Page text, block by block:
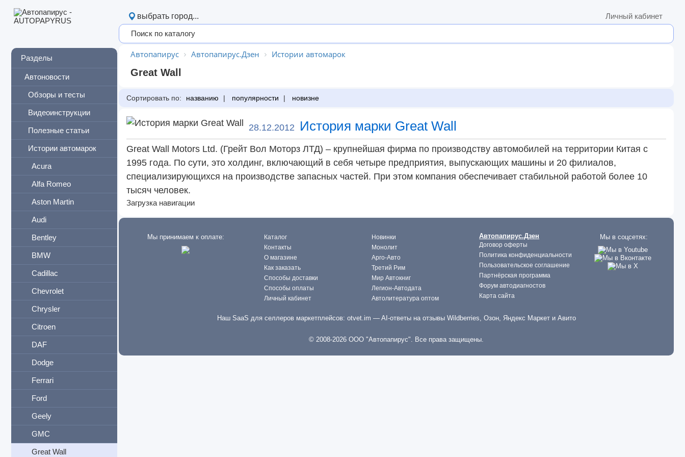
Разделы
Автоновости
Обзоры и тесты
Видеоинструкции
Полезные статьи
Истории автомарок
Acura
Alfa Romeo
Aston Martin
Audi
Bentley
BMW
Cadillac
Chevrolet
Chrysler
Citroen
DAF
Dodge
Ferrari
Ford
Geely
GMC
Great Wall
выбрать город... Личный кабинет
Автопапирус Автопапирус.Дзен Истории автомарок
Great Wall
Сортировать по: названию | популярности | новизне
28.12.2012 История марки Great Wall
Great Wall Motors Ltd. (Грейт Вол Моторз ЛТД) – крупнейшая фирма по производству автомобилей на территории Китая с
1995 года. По сути, это холдинг, включающий в себя четыре предприятия, выпускающих машины и 20 филиалов,
специализирующихся на производстве запасных частей. При этом компания обеспечивает стабильной работой более 10
тысяч человек.
Загрузка навигации
Мы принимаем к оплате:
Каталог
Контакты
О магазине
Как заказать
Способы доставки
Способы оплаты
Личный кабинет
Новинки
Монолит
Арго-Авто
Третий Рим
Мир Автокниг
Легион-Автодата
Автолитература оптом
Автопапирус.Дзен
Договор оферты
Политика конфиденциальности
Пользовательское соглашение
Партнёрская программа
Форум автодиагностов
Карта сайта
Мы в соцсетях:
Наш SaaS для селлеров маркетплейсов: otvet.im — AI-ответы на отзывы Wildberries, Озон, Яндекс Маркет и Авито
© 2008-2026 ООО "Автопапирус". Все права защищены.